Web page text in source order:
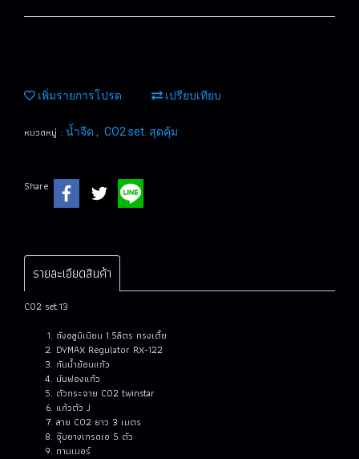
เพิ่มรายการโปรด เปรียบเทียบ
หมวดหมู่ : น้ำจืด , CO2 set. สุดคุ้ม
Share
รายละเอียดสินค้า
CO2 set.13
ถังอลูมิเนียม 1.5ลิตร ทรงเตี้ย
DYMAX Regulator RX-122
กันน้ำย้อนแก้ว
นับฟองแก้ว
ตัวกระจาย CO2 twinstar
แก้วตัว J
สาย CO2 ยาว 3 เมตร
จุ๊บยางเกรดเอ 5 ตัว
ทามเมอร์